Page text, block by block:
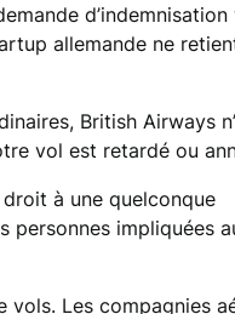
d’indemnisation
allemande ne
British Airways
vol est retardé ou
à une quelconque
personnes impliquées
Les compagnies